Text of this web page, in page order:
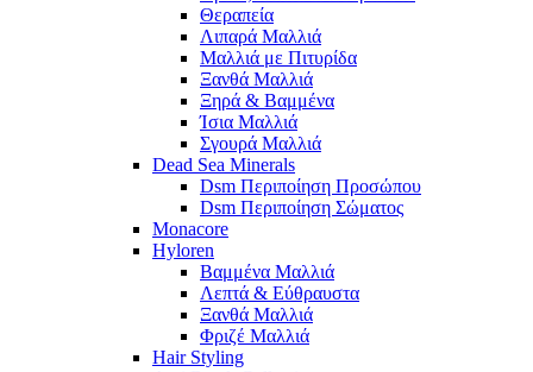
Θεραπεία
Λιπαρά Μαλλιά
Μαλλιά με Πιτυρίδα
Ξανθά Μαλλιά
Ξηρά & Βαμμένα
Ίσια Μαλλιά
Σγουρά Μαλλιά
Dead Sea Minerals
Dsm Περιποίηση Προσώπου
Dsm Περιποίηση Σώματος
Monacore
Hyloren
Βαμμένα Μαλλιά
Λεπτά & Εύθραυστα
Ξανθά Μαλλιά
Φριζέ Μαλλιά
Hair Styling